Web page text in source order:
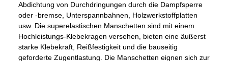
Abdichtung von Durchdringungen durch die Dampfsperre
oder -bremse, Unterspannbahnen, Holzwerkstoffplatten
usw. Die superelastischen Manschetten sind mit einem
Hochleistungs-Klebekragen versehen, bieten eine äußerst
starke Klebekraft, Reißfestigkeit und die bauseitig
geforderte Zugentlastung. Die Manschetten eignen sich zur